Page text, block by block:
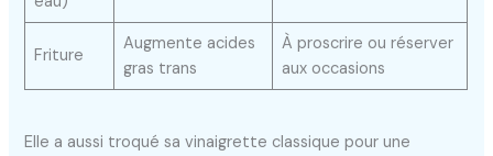
Friture
Augmente acides
gras trans
À proscrire ou réserver
aux occasions
Elle a aussi troqué sa vinaigrette classique pour une